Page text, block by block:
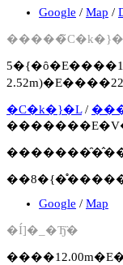
Google / Map /
�C�k�}�L/
Google / Map
�Í]�_�Ђ̏�